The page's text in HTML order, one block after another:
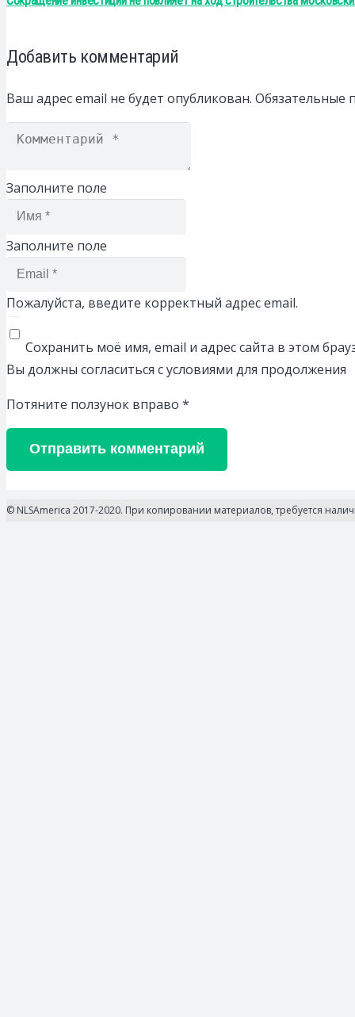
Добавить комментарий
Ваш адрес email не будет опубликован. Обязательные
Заполните поле
Заполните поле
Пожалуйста, введите корректный адрес email.
Сохранить моё имя, email и адрес сайта в этом
Вы должны согласиться с условиями для продолжения
Потяните ползунок вправо *
Отправить комментарий
© NLSAmerica 2017-2020. При копировании материалов, требуется